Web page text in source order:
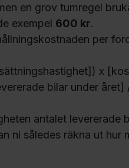
en grov tumregel
exempel 600 kr.
per
x
bilar under
antalet
ni således räkna ut